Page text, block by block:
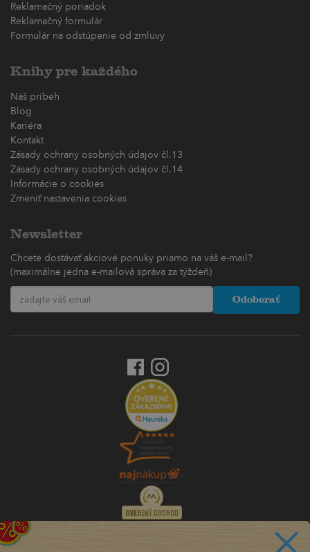
Reklamačný poriadok
Reklamačný formulár
Formulár na odstúpenie od zmluvy
Knihy pre každého
Náš príbeh
Blog
Kariéra
Kontakt
Zásady ochrany osobných údajov čl.13
Zásady ochrany osobných údajov čl.14
Informácie o cookies
Zmeniť nastavenia cookies
Newsletter
Chcete dostávať akciové ponuky priamo na váš e-mail?
(maximálne jedna e-mailová správa za týždeň)
Odoberať